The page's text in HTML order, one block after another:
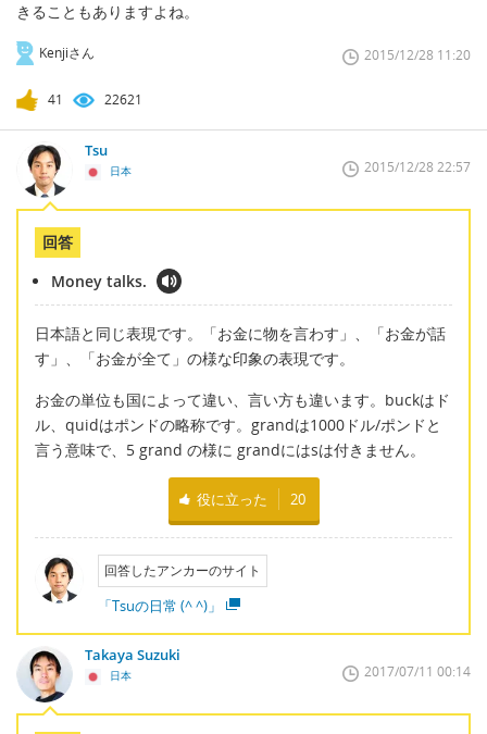
きることもありますよね。
Kenjiさん 2015/12/28 11:20
41 22621
Tsu
日本 2015/12/28 22:57
回答
Money talks.
日本語と同じ表現です。「お金に物を言わす」、「お金が話
す」、「お金が全て」の様な印象の表現です。
お金の単位も国によって違い、言い方も違います。buckはド
ル、quidはポンドの略称です。grandは1000ドル/ポンドと
言う意味で、5 grand の様に grandにはsは付きません。
役に立った 20
回答したアンカーのサイト
「Tsuの日常 (^ ^)」
Takaya Suzuki
日本 2017/07/11 00:14